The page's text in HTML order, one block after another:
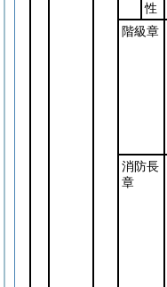
性
階級章
消防長
章